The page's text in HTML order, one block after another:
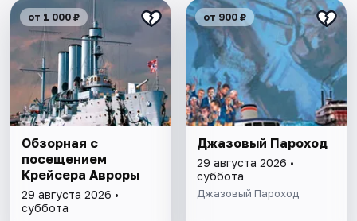
от 1 000 ₽
Обзорная с
посещением
Крейсера Авроры
29 августа 2026 •
суббота
от 900 ₽
Джазовый Пароход
29 августа 2026 •
суббота
Джазовый Пароход